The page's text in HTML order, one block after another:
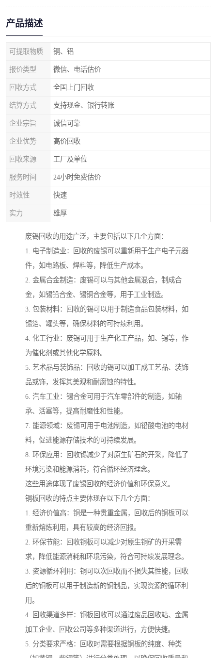
产品描述
可提取物质 铜、铝
报价类型 微信、电话估价
回收方式 全国上门回收
结算方式 支持现金、银行转账
企业宗旨 诚信可靠
企业优势 高价回收
回收来源 工厂及单位
服务时间 24小时免费估价
时效性 快速
实力 雄厚
废锡回收的用途广泛，主要包括以下几个方面：
1. 电子制造业：回收的废锡可以重新用于生产电子元器
件，如电路板、焊料等，降低生产成本。
2. 金属合金制造：废锡可以与其他金属混合，制成合
金，如锡铅合金、锡铜合金等，用于工业制造。
3. 包装材料：回收的锡可以用于制造食品包装材料，如
锡箔、罐头等，确保材料的可持续利用。
4. 化工行业：废锡可用于生产化工产品，如、锡等，作
为催化剂或其他化学原料。
5. 艺术品与装饰品：回收的锡可以加工成工艺品、装饰
品或饰，发挥其美观和耐腐蚀的特性。
6. 汽车工业：锡合金可用于汽车零部件的制造，如轴
承、活塞等，提高耐磨性和性能。
7. 能源领域：废锡可用于电池制造，如铅酸电池的电材
料，促进能源存储技术的可持续发展。
8. 环保应用：回收锡减少了对原生矿石的开采，降低了
环境污染和能源消耗，符合循环经济理念。
这些用途体现了废锡回收的经济价值和环保意义。
铜板回收的特点主要体现在以下几个方面：
1. 经济价值高：铜是一种贵重金属，回收后的铜板可以
重新熔炼利用，具有较高的经济回报。
2. 环保节能：回收铜板可以减少对原生铜矿的开采需
求，降低能源消耗和环境污染，符合可持续发展理念。
3. 资源循环利用：铜可以次回收而不损失其性能，回收
后的铜板可以用于制造新的铜制品，实现资源的循环利
用。
4. 回收渠道多样：铜板回收可以通过废品回收站、金属
加工企业、回收公司等多种渠道进行，方便快捷。
5. 分类要求严格：回收时需要根据铜板的纯度、种类